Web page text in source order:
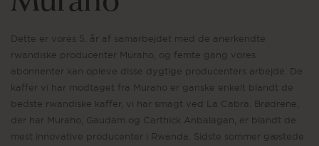
Dette er vores 5. år af samarbejdet med de anerkendte
rwandiske producenter Muraho, og femte gang vores
abonnenter kan opleve disse dygtige producenters arbejde. De
kaffer vi har modtaget fra Muraho er ganske enkelt blandt de
bedste rwandiske kaffer, vi har smagt ved La Cabra. Brødrene,
der har Muraho, Gaudam og Carthick Anbalagan, er blandt de
mest innovative producenter i Rwanda. Sidste sommer gæstede